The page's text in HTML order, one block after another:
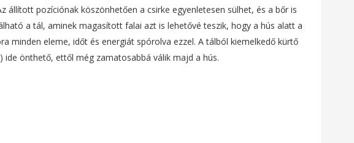
állított pozíciónak köszönhetően a csirke egyenletesen sülhet, és a bőr is
a tál, aminek magasított falai azt is lehetővé teszik, hogy a hús alatt a
minden eleme, időt és energiát spórolva ezzel. A tálból kiemelkedő kürtő
önthető, ettől még zamatosabbá válik majd a hús.